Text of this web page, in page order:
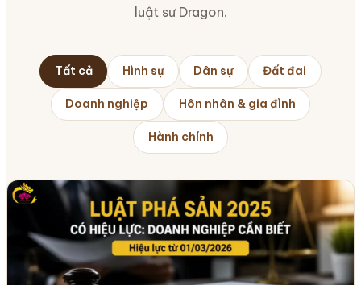
luật sư Dragon.
Tất cả Hình sự Dân sự Đất đai
Doanh nghiệp Hôn nhân & gia đình
Hành chính